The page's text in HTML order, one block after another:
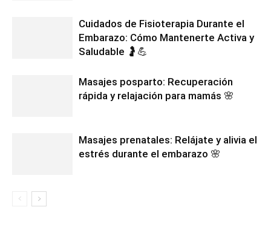
Cuidados de Fisioterapia Durante el
Embarazo: Cómo Mantenerte Activa y
Saludable 🤰💪
Masajes posparto: Recuperación
rápida y relajación para mamás 🌸
Masajes prenatales: Relájate y alivia el
estrés durante el embarazo 🌸